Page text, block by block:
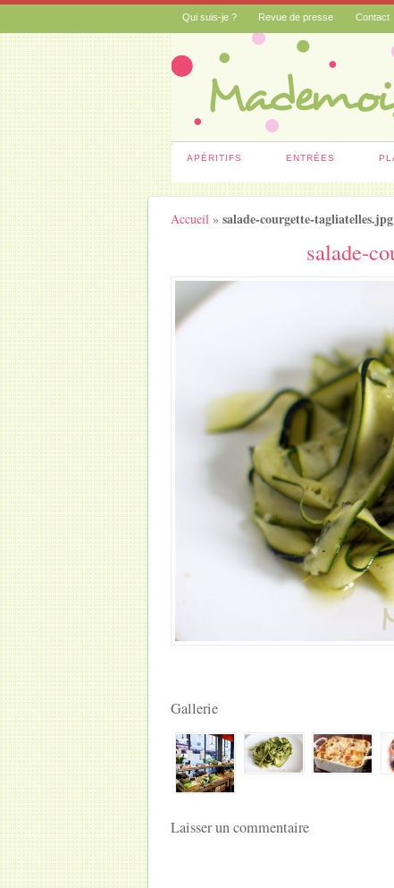
Qui suis-je ? Revue de presse Contact
APÉRITIFS ENTRÉES
Accueil »salade-courgette-tagliatelles.jpg
salade-
Gallerie
Laisser un commentaire